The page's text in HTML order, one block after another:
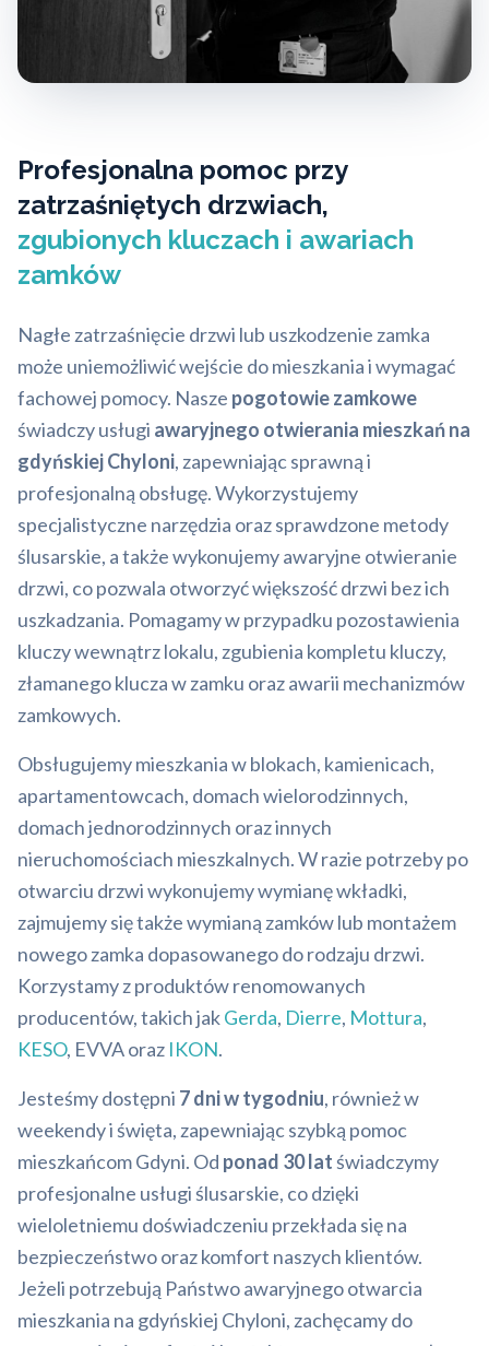
Profesjonalna pomoc przy
zatrzaśniętych drzwiach,
zgubionych kluczach i awariach
zamków
Nagłe zatrzaśnięcie drzwi lub uszkodzenie zamka
może uniemożliwić wejście do mieszkania i wymagać
fachowej pomocy. Nasze pogotowie zamkowe
świadczy usługi awaryjnego otwierania mieszkań na
gdyńskiej Chyloni, zapewniając sprawną i
profesjonalną obsługę. Wykorzystujemy
specjalistyczne narzędzia oraz sprawdzone metody
ślusarskie, a także wykonujemy awaryjne otwieranie
drzwi, co pozwala otworzyć większość drzwi bez ich
uszkadzania. Pomagamy w przypadku pozostawienia
kluczy wewnątrz lokalu, zgubienia kompletu kluczy,
złamanego klucza w zamku oraz awarii mechanizmów
zamkowych.
Obsługujemy mieszkania w blokach, kamienicach,
apartamentowcach, domach wielorodzinnych,
domach jednorodzinnych oraz innych
nieruchomościach mieszkalnych. W razie potrzeby po
otwarciu drzwi wykonujemy wymianę wkładki,
zajmujemy się także wymianą zamków lub montażem
nowego zamka dopasowanego do rodzaju drzwi.
Korzystamy z produktów renomowanych
producentów, takich jakGerda, Dierre, Mottura,
KESO, EVVA oraz IKON.
Jesteśmy dostępni 7 dni w tygodniu, również w
weekendy i święta, zapewniając szybką pomoc
mieszkańcom Gdyni. Od ponad 30 latświadczymy
profesjonalne usługi ślusarskie, co dzięki
wieloletniemu doświadczeniu przekłada się na
bezpieczeństwo oraz komfort naszych klientów.
Jeżeli potrzebują Państwo awaryjnego otwarcia
mieszkania na gdyńskiej Chyloni, zachęcamy do